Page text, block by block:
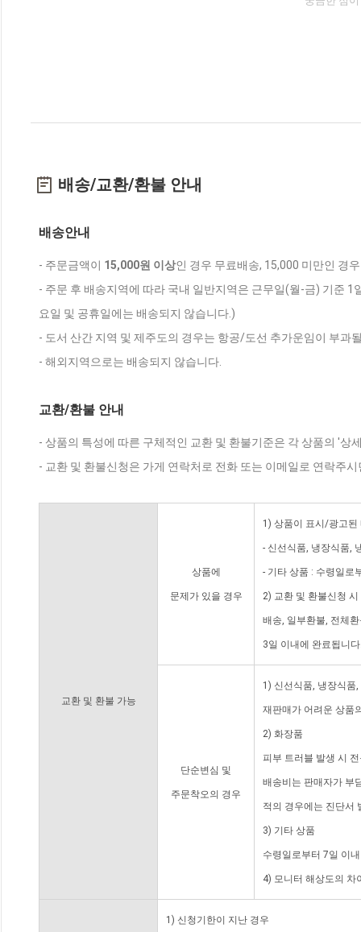
배송/교환/환불 안내
배송안내
- 주문금액이 15,000원 이상인 경우 무료배송, 15,000 미만인 경
- 주문 후 배송지역에 따라 국내 일반지역은 근무일(월-금) 기준
요일 및 공휴일에는 배송되지 않습니다.)
- 도서 산간 지역 및 제주도의 경우는 항공/도선 추가운임이 부과
- 해외지역으로는 배송되지 않습니다.
교환/환불 안내
- 상품의 특성에 따른 구체적인 교환 및 환불기준은 각 상품의 '상
- 교환 및 환불신청은 가게 연락처로 전화 또는 이메일로 연락주
교환 및 환불 가능
상품에
문제가 있을 경우
1) 상품이 표시/광고된
- 신선식품, 냉장식품,
- 기타 상품 : 수령일로
2) 교환 및 환불신청
배송, 일부환불, 전체
3일 이내에 완료됩니
단순변심 및
주문착오의 경우
1) 신선식품, 냉장식품
재판매가 어려운 상품
2) 화장품
피부 트러블 발생 시
배송비는 판매자가 부
적의 경우에는 진단서
3) 기타 상품
수령일로부터 7일 이
4) 모니터 해상도의 차
1) 신청기한이 지난 경우